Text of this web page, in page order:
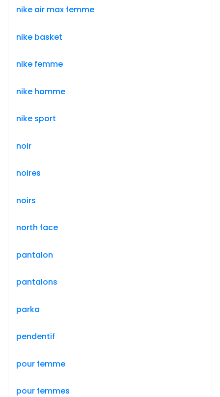
nike air max femme
nike basket
nike femme
nike homme
nike sport
noir
noires
noirs
north face
pantalon
pantalons
parka
pendentif
pour femme
pour femmes